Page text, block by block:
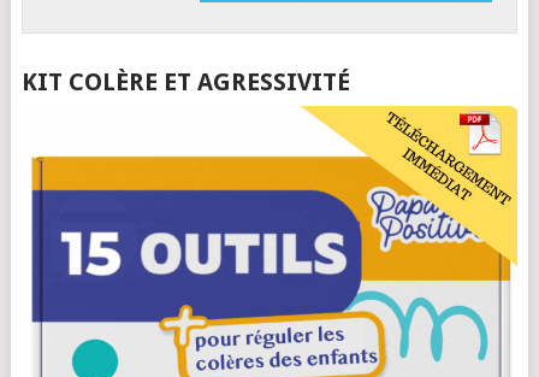
KIT COLÈRE ET AGRESSIVITÉ